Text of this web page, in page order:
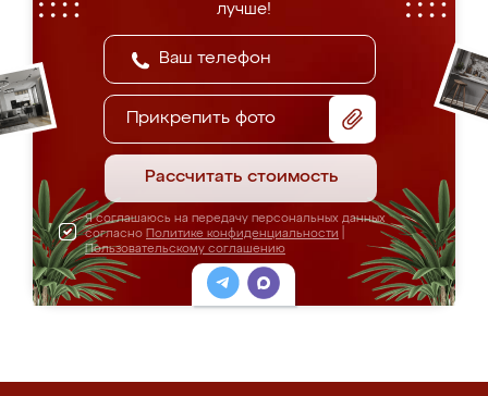
лучше!
Прикрепить фото
Рассчитать стоимость
Я соглашаюсь на передачу персональных данных
согласно Политике конфиденциальности
Пользовательскому соглашению